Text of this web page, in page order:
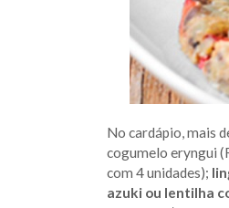
No cardápio, mais
cogumelo eryngui
com 4 unidades);
azuki ou lentilha